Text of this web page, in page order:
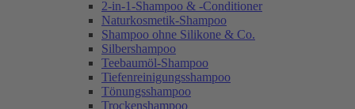
2-in-1-Shampoo & -Conditioner
Naturkosmetik-Shampoo
Shampoo ohne Silikone & Co.
Silbershampoo
Teebaumöl-Shampoo
Tiefenreinigungsshampoo
Tönungsshampoo
Trockenshampoo